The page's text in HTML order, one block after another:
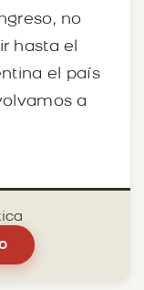
no
hasta el
el país
a